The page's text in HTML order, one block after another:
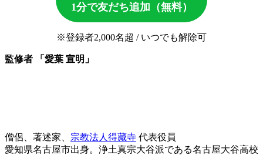
1分で友だち追加（無料）
※登録者2,000名超 / いつでも解除可
監修者 「愛葉 宣明」
僧侶、著述家、 宗教法人得藏寺 代表役員
愛知県名古屋市出身。浄土真宗大谷派である名古屋大谷高校